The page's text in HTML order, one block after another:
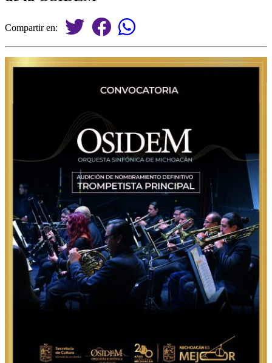
Compartir en: